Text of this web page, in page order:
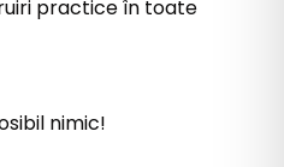
practice în toate
nimic!